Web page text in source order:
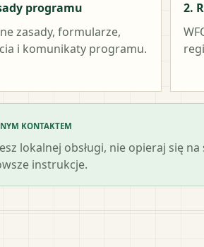
programu
zasady, formularze,
i komunikaty programu.
2.
KONTAKTEM
lokalnej obsługi, nie opieraj się
instrukcje.